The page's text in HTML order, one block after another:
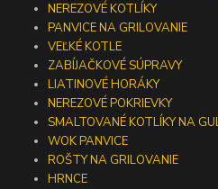
NEREZOVÉ KOTLÍKY
PANVICE NA GRILOVANIE
VEĽKÉ KOTLE
ZABÍJAČKOVÉ SÚPRAVY
LIATINOVÉ HORÁKY
NEREZOVÉ POKRIEVKY
SMALTOVANÉ KOTLÍKY NA
WOK PANVICE
ROŠTY NA GRILOVANIE
HRNCE